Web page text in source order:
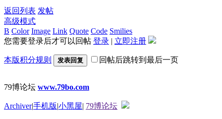
返回列表 发帖
高级模式
B Color Image Link Quote Code Smilies
您需要登录后才可以回帖 登录 | 立即注册
本版积分规则 发表回复 回帖后跳转到最后一页
79博论坛 www.79bo.com
Archiver|手机版|小黑屋| 79博论坛